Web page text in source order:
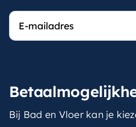
E-
mailadres
Bij Bad en Vloer kan je